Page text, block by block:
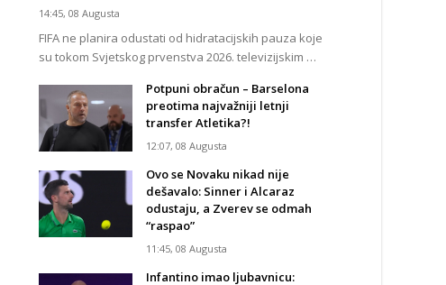
14:45, 08 Augusta
FIFA ne planira odustati od hidratacijskih pauza koje
su tokom Svjetskog prvenstva 2026. televizijskim …
Potpuni obračun – Barselona
preotima najvažniji letnji
transfer Atletika?!
12:07, 08 Augusta
Ovo se Novaku nikad nije
dešavalo: Sinner i Alcaraz
odustaju, a Zverev se odmah
“raspao”
11:45, 08 Augusta
Infantino imao ljubavnicu: